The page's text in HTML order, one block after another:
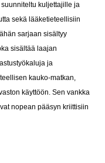
kuljettajille ja
sekä lääketieteellisiin
sarjaan sisältyy
sisältää laajan
ja
kauko-matkan,
käyttöön. Sen vankka
nopean pääsyn kriittisiin